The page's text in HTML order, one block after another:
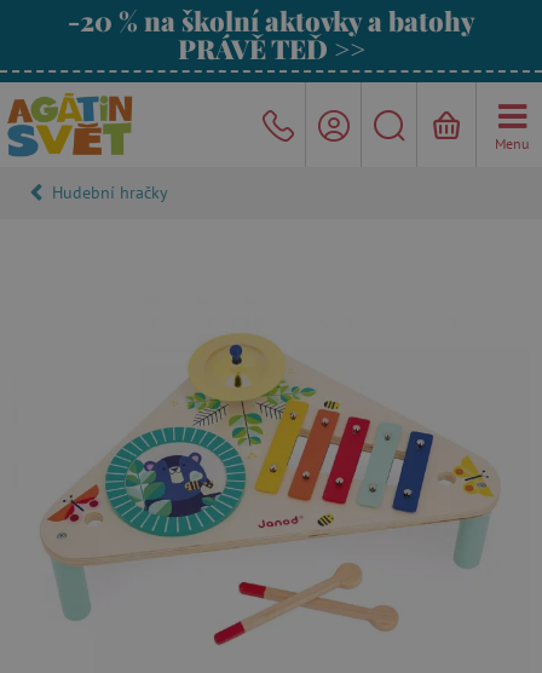
-20 % na školní aktovky a batohy
PRÁVĚ TEĎ >>
Menu
Hudební hračky